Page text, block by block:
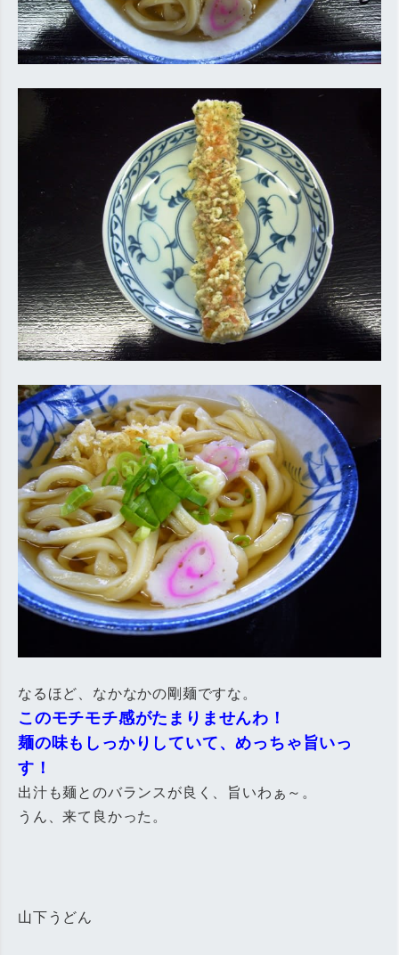
なるほど、なかなかの剛麺ですな。
このモチモチ感がたまりませんわ！
麺の味もしっかりしていて、めっちゃ旨いっ
す！
出汁も麺とのバランスが良く、旨いわぁ～。
うん、来て良かった。
山下うどん